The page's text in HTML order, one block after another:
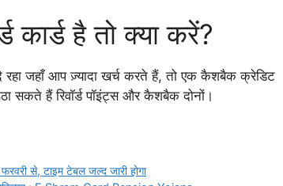
है तो क्या करें?
जहाँ आप ज़्यादा खर्च करते हैं, तो एक कैशबैक क्रेडिट
सकते हैं रिवॉर्ड पॉइंट्स और कैशबैक दोनों।
से, टाइम टेबल जल्द जारी होगा